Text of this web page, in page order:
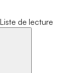
Liste de lecture